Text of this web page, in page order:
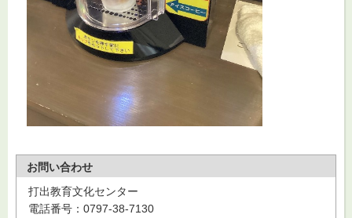
お問い合わせ
打出教育文化センター
電話番号：0797-38-7130